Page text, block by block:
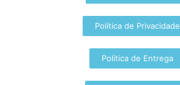
Política de Privacidade
Política de Entrega